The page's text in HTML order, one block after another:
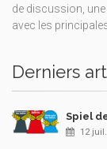
de discussion,
avec les
Derniers
Spiel
12